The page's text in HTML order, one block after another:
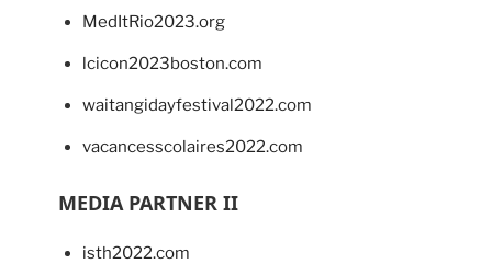
MedItRio2023.org
lcicon2023boston.com
waitangidayfestival2022.com
vacancesscolaires2022.com
MEDIA PARTNER II
isth2022.com